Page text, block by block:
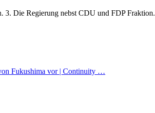
3. Die Regierung nebst CDU und FDP Fraktion.
Fukushima vor | Continuity …